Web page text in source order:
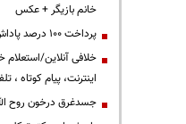
خانم بازیگر + عکس
پرداخت ۱۰۰ درصد پاداش پایان خدمت فرهنگیان
خلافی آنلاین/
اینترنت، پیام کوتاه ،
جسدغرق درخون روح